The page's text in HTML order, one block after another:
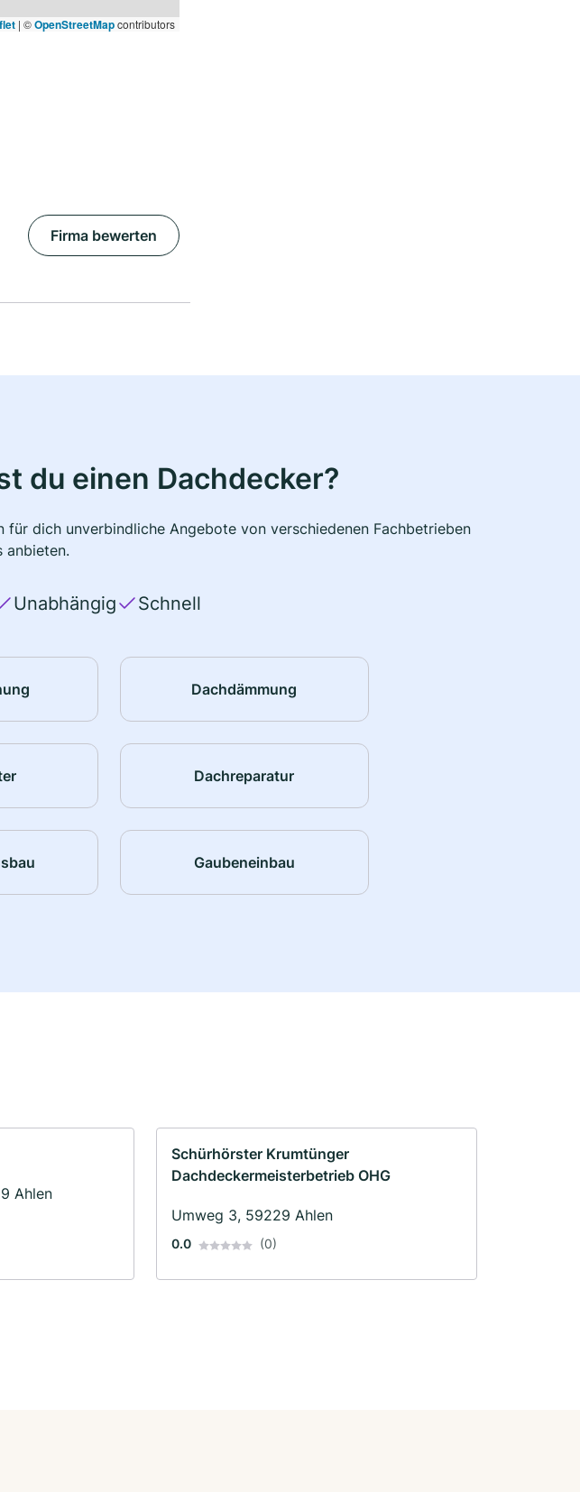
| ©OpenStreetMapcontributors
Firma bewerten
du einen Dachdecker?
dich unverbindliche Angebote von verschiedenen Fachbetrieben
anbieten.
Unabhängig Schnell
Dachdämmung
Dachreparatur
Gaubeneinbau
Ahlen
Schürhörster Krumtünger
Dachdeckermeisterbetrieb OHG
Umweg 3, 59229 Ahlen
0.0 (0)